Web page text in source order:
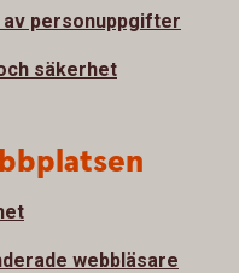
av personuppgifter
säkerhet
webbläsare